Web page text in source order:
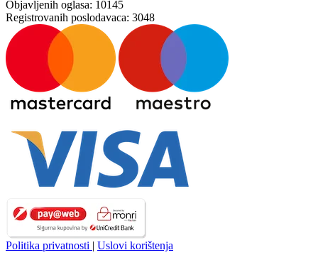
Objavljenih oglasa: 10145
Registrovanih poslodavaca: 3048
Politika privatnosti
Uslovi korištenja